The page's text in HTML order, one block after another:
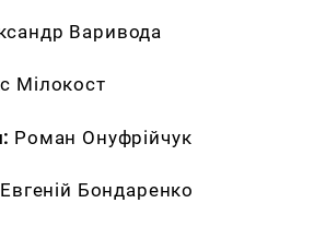
Варивода
Мілокост
Роман Онуфрійчук
Евгеній Бондаренко